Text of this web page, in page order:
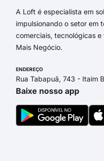
A Loft é especialista em
impulsionando o setor em
comerciais, tecnológicas
Mais Negócio.
ENDEREÇO
Rua Tabapuã, 743 - Itaim
Baixe nosso app